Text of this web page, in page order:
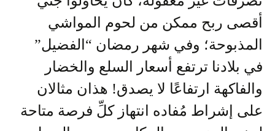
أقصى ربح ممكن من لحوم المواشي
المذبوحة؛ وفي شهر رمضان “الفضيل”
في بلادنا ترتفع أسعار السلع والخضار
والفاكهة ارتفاعًا لا يصدق! هذان مثالان
على إشراط مُفاده انتهاز كلِّ فرصة متاحة